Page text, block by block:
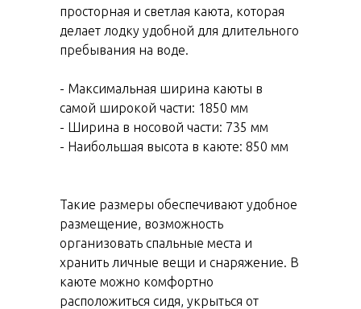
просторная и светлая каюта, которая
делает лодку удобной для длительного
пребывания на воде.
- Максимальная ширина каюты в
самой широкой части: 1850 мм
- Ширина в носовой части: 735 мм
- Наибольшая высота в каюте: 850 мм
Такие размеры обеспечивают удобное
размещение, возможность
организовать спальные места и
хранить личные вещи и снаряжение. В
каюте можно комфортно
расположиться сидя, укрыться от